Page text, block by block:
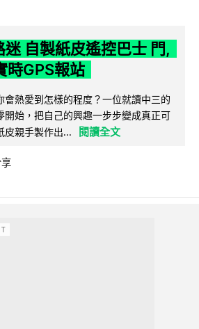
迷 自製紙皮遙控巴士 門,
時GPS報站
會熱愛到怎樣的程度？一位就讀中三的
開始，把自己的興趣一步步變成真正可
皮親手製作出...
閱讀全文